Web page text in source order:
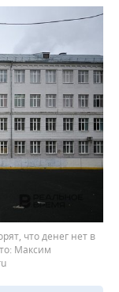
что денег нет в
Максим